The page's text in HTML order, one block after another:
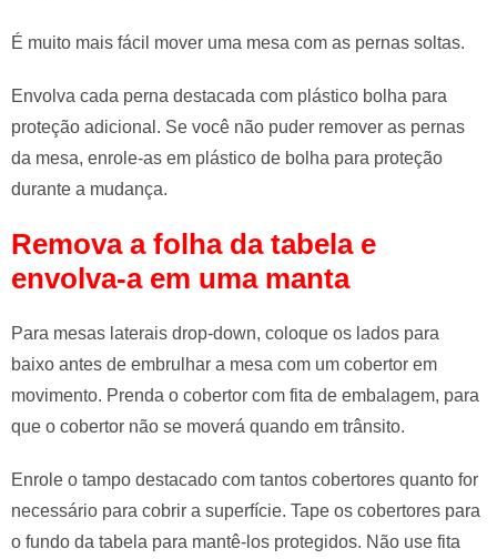
É muito mais fácil mover uma mesa com as pernas soltas.
Envolva cada perna destacada com plástico bolha para
proteção adicional. Se você não puder remover as pernas
da mesa, enrole-as em plástico de bolha para proteção
durante a mudança.
Remova a folha da tabela e
envolva-a em uma manta
Para mesas laterais drop-down, coloque os lados para
baixo antes de embrulhar a mesa com um cobertor em
movimento. Prenda o cobertor com fita de embalagem, para
que o cobertor não se moverá quando em trânsito.
Enrole o tampo destacado com tantos cobertores quanto for
necessário para cobrir a superfície. Tape os cobertores para
o fundo da tabela para mantê-los protegidos. Não use fita